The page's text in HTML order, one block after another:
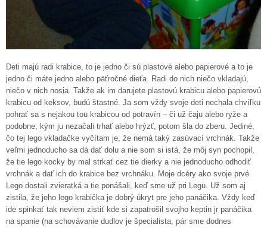
Deti majú radi krabice, to je jedno či sú plastové alebo papierové a to je
jedno či máte jedno alebo päťročné dieťa. Radi do nich niečo vkladajú,
niečo v nich nosia. Takže ak im darujete plastovú krabicu alebo papierovú
krabicu od keksov, budú štastné. Ja som vždy svoje deti nechala chvíľku
pohrať sa s nejakou tou krabicou od potravín – či už čaju alebo ryže a
podobne, kým ju nezačali trhať alebo hrýzť, potom šla do zberu. Jediné,
čo tej lego vkladačke vyčítam je, že nemá taký zasúvací vrchnák. Takže
veľmi jednoducho sa dá dať dolu a nie som si istá, že môj syn pochopil,
že tie lego kocky by mal strkať cez tie dierky a nie jednoducho odhodiť
vrchnák a dať ich do krabice bez vrchnáku. Moje dcéry ako svoje prvé
Lego dostali zvieratká a tie ponášali, keď sme už pri Legu. Už som aj
zistila, že jeho lego krabička je dobrý úkryt pre jeho panáčika. Vždy keď
ide spinkať tak neviem zistiť kde si zapatrošil svojho keptin jr panáčika
na spanie (na schovávanie dudlov je špecialista, pár sme dodnes